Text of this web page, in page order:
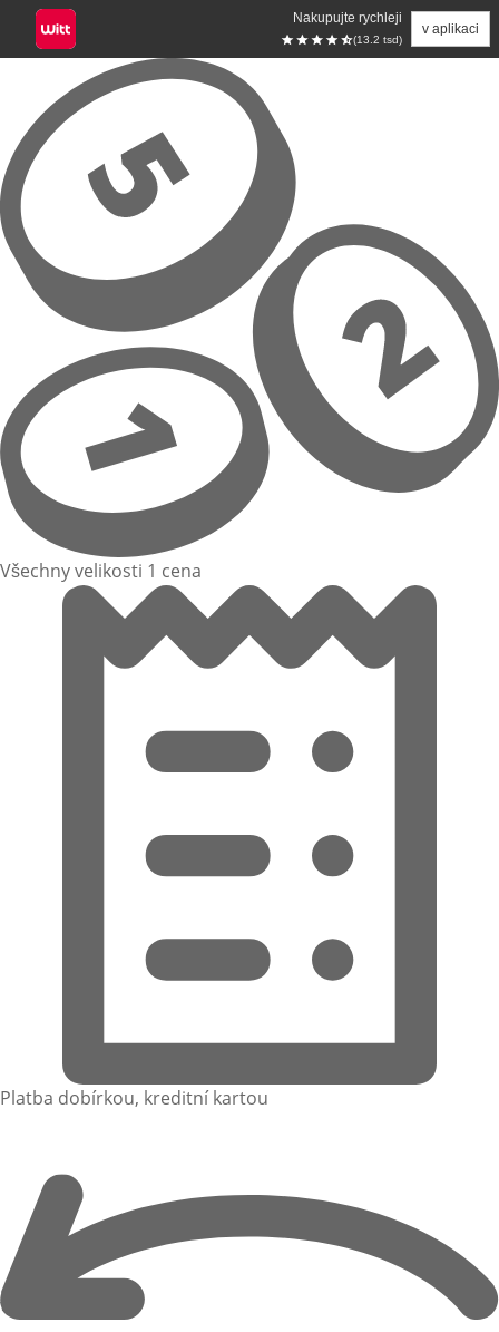
Nakupujte rychleji
(13.2 tsd)
v aplikaci
Přeskočit na hlavní obsah
Všechny velikosti 1 cena
Platba dobírkou, kreditní kartou